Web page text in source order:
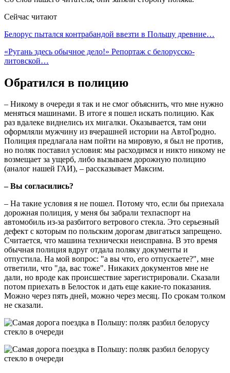
Сейчас читают
Белорус пытался контрабандой ввезти в Польшу древние…
«Ругань здесь обычное дело!» Репортаж с белорусско-
литовской…
Обратился в полицию
– Никому в очереди я так и не смог объяснить, что мне нужно
меняться машинами. В итоге я пошел искать полицию. Как
раз вдалеке виднелись их мигалки. Оказывается, там они
оформляли мужчину из вчерашней истории на АвтоГродно.
Полиция предлагала нам пойти на мировую, я был не против,
но поляк поставил условия: мы расходимся и никто никому не
возмещает за ущерб, либо вызываем дорожную полицию
(аналог нашей ГАИ), – рассказывает Максим.
– Вы согласились?
– На такие условия я не пошел. Потому что, если бы приехала
дорожная полиция, у меня бы забрали техпаспорт на
автомобиль из-за разбитого ветрового стекла. Это серьезный
дефект с которым по польским дорогам двигаться запрещено.
Считается, что машина технически неисправна. В это время
обычная полиция вдруг отдала поляку документы и
отпустила. На мой вопрос: "а вы что, его отпускаете?", мне
ответили, что "да, вас тоже". Никаких документов мне не
дали, но вроде как происшествие зарегистрировали. Сказали
потом приехать в Белосток и дать еще какие-то показания.
Можно через пять дней, можно через месяц. По срокам толком
не сказали.